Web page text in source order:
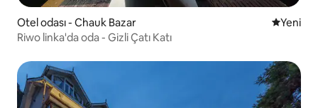
Otel odası - Chauk Bazar Yeni
Yeni
Riwo linka'da oda - Gizli Çatı Katı